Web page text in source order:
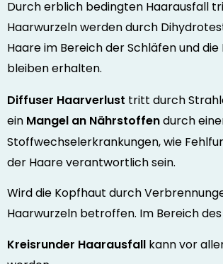
Durch erblich bedingten Haarausfall
Haarwurzeln werden durch
Haare im Bereich der Schläfen und
bleiben erhalten.
Diffuser Haarverlust tritt durch
ein Mangel an Nährstoffendurch
Stoffwechselerkrankungen, wie
der Haare verantwortlich sein.
Wird die Kopfhaut durch
Haarwurzeln betroffen. Im Bereich
Kreisrunder Haarausfall kann vor